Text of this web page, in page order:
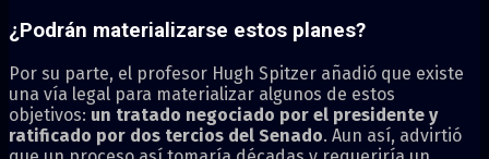
¿Podrán materializarse estos planes?
Por su parte, el profesor Hugh Spitzer añadió que existe
una vía legal para materializar algunos de estos
objetivos: un tratado negociado por el presidente y
ratificado por dos tercios del Senado. Aun así, advirtió